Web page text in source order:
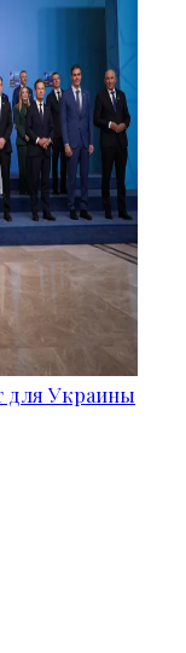
для Украины